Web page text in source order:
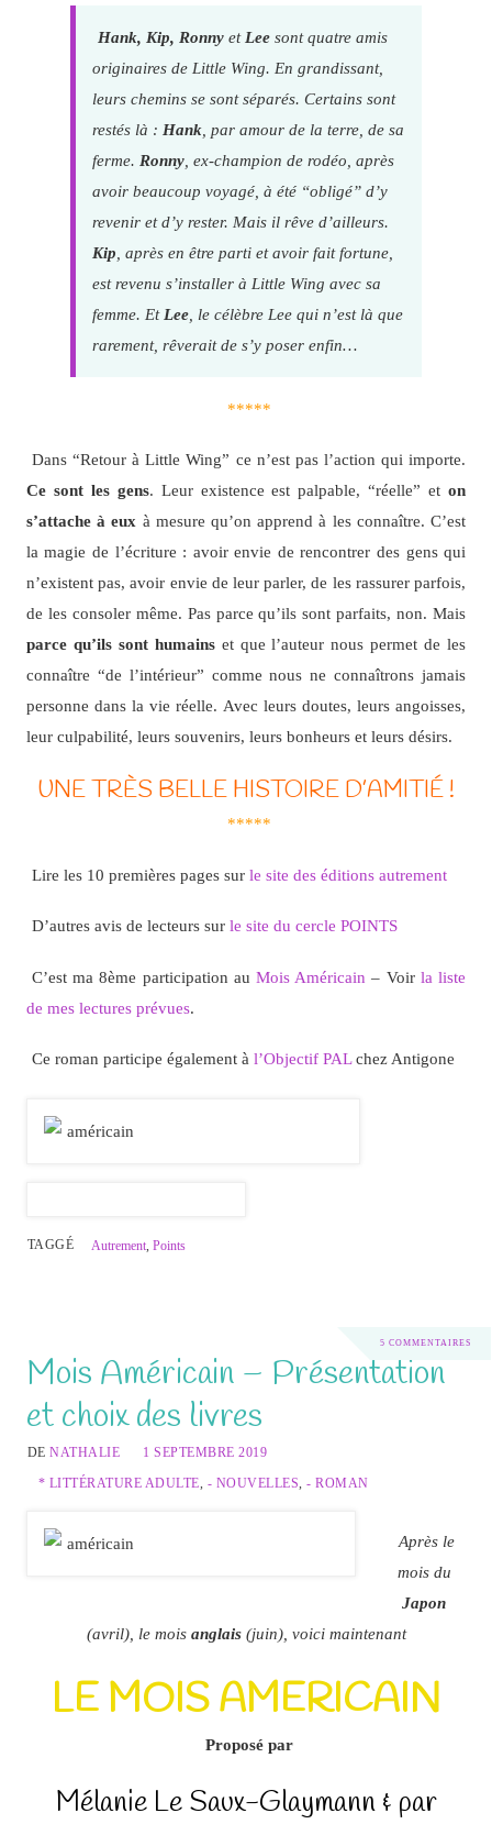
Hank, Kip, Ronny etLee sont quatre amis
originaires de Little Wing. En grandissant,
leurs chemins se sont séparés. Certains sont
restés là : Hank, par amour de la terre, de sa
ferme. Ronny, ex-champion de rodéo, après
avoir beaucoup voyagé, à été “obligé” d’y
revenir et d’y rester. Mais il rêve d’ailleurs.
Kip , après en être parti et avoir fait fortune,
est revenu s’installer à Little Wing avec sa
femme. Et Lee, le célèbre Lee qui n’est là que
rarement, rêverait de s’y poser enfin…
*****
Dans “Retour à Little Wing” ce n’est pas l’action qui importe.
Ce sont les gens. Leur existence est palpable, “réelle” eton
s’attache à eux à mesure qu’on apprend à les connaître. C’est
la magie de l’écriture : avoir envie de rencontrer des gens qui
n’existent pas, avoir envie de leur parler, de les rassurer parfois,
de les consoler même. Pas parce qu’ils sont parfaits, non. Mais
parce qu’ils sont humainset que l’auteur nous permet de les
connaître “de l’intérieur” comme nous ne connaîtrons jamais
personne dans la vie réelle. Avec leurs doutes, leurs angoisses,
leur culpabilité, leurs souvenirs, leurs bonheurs et leurs désirs.
UNE TRÈS BELLE HISTOIRE D’AMITIÉ !
*****
Lire les 10 premières pages sur le site des éditions autrement
D’autres avis de lecteurs sur le site du cercle POINTS
C’est ma 8ème participation au Mois Américain – Voir la liste
de mes lectures prévues.
Ce roman participe également à l’Objectif PALchez Antigone
TAGGÉ Autrement,Points
5 COMMENTAIRES
Mois Américain – Présentation
et choix des livres
DENATHALIE
1 SEPTEMBRE 2019
* LITTÉRATURE ADULTE, - NOUVELLES,- ROMAN
Après le
mois du
Japon
(avril), le mois anglais(juin), voici maintenant
LE MOIS AMERICAIN
Proposé par
Mélanie Le Saux-Glaymann & par